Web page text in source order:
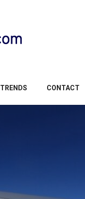
TRENDS CONTACT